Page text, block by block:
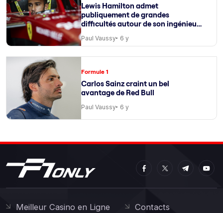
Lewis Hamilton admet
publiquement de grandes
difficultés autour de son ingénieur
Paul Vaussy 6 y
Formule 1
Carlos Sainz craint un bel
avantage de Red Bull
Paul Vaussy 6 y
Meilleur Casino en Ligne
Contacts